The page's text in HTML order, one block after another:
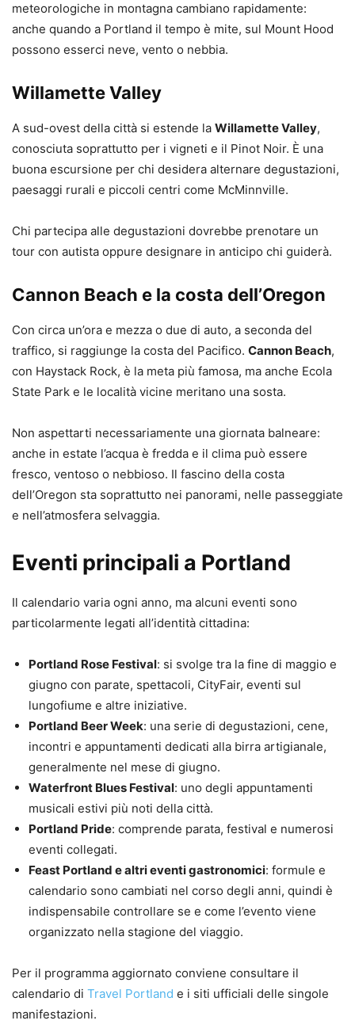
meteorologiche in montagna cambiano rapidamente:
anche quando a Portland il tempo è mite, sul Mount Hood
possono esserci neve, vento o nebbia.
Willamette Valley
A sud-ovest della città si estende la Willamette Valley,
conosciuta soprattutto per i vigneti e il Pinot Noir. È una
buona escursione per chi desidera alternare degustazioni,
paesaggi rurali e piccoli centri come McMinnville.
Chi partecipa alle degustazioni dovrebbe prenotare un
tour con autista oppure designare in anticipo chi guiderà.
Cannon Beach e la costa dell’Oregon
Con circa un’ora e mezza o due di auto, a seconda del
traffico, si raggiunge la costa del Pacifico. Cannon Beach,
con Haystack Rock, è la meta più famosa, ma anche Ecola
State Park e le località vicine meritano una sosta.
Non aspettarti necessariamente una giornata balneare:
anche in estate l’acqua è fredda e il clima può essere
fresco, ventoso o nebbioso. Il fascino della costa
dell’Oregon sta soprattutto nei panorami, nelle passeggiate
e nell’atmosfera selvaggia.
Eventi principali a Portland
Il calendario varia ogni anno, ma alcuni eventi sono
particolarmente legati all’identità cittadina:
Portland Rose Festival: si svolge tra la fine di maggio e
giugno con parate, spettacoli, CityFair, eventi sul
lungofiume e altre iniziative.
Portland Beer Week: una serie di degustazioni, cene,
incontri e appuntamenti dedicati alla birra artigianale,
generalmente nel mese di giugno.
Waterfront Blues Festival: uno degli appuntamenti
musicali estivi più noti della città.
Portland Pride: comprende parata, festival e numerosi
eventi collegati.
Feast Portland e altri eventi gastronomici: formule e
calendario sono cambiati nel corso degli anni, quindi è
indispensabile controllare se e come l’evento viene
organizzato nella stagione del viaggio.
Per il programma aggiornato conviene consultare il
calendario di Travel Portland e i siti ufficiali delle singole
manifestazioni.